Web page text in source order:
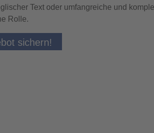
Text oder umfangreiche und
Rolle.
sichern!